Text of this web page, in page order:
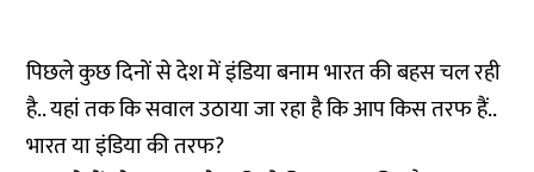
पिछले कुछ दिनों से देश में इंडिया बनाम भारत की बहस चल रही
है.. यहां तक कि सवाल उठाया जा रहा है कि आप किस तरफ हैं..
भारत या इंडिया की तरफ?